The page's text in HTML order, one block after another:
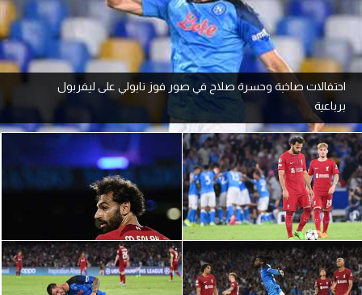
آراء حرة
ركن الألعاب
بطولات
أمريكا 2026
الدوري المصري
الدوري الإنجليزي الممتاز
الدوري الإسباني
الدوري الإيطالي
احتفالات صاخبة وحسرة صلاح في صور فوز نابولي على ليفربول
برباعية